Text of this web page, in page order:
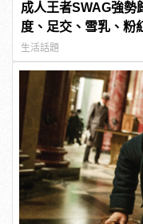
成人王者SWAG強
度、足交、雪乳、粉
連結！ | manfashion
生活話題